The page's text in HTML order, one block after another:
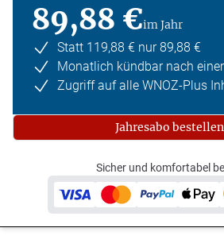
89,88 €im Jahr
Statt 119,88 € nur 89,88 €
Monatlich kündbar nach
Zugriff auf alle WNOZ-Plus
Jahresabo bestellen
Sicher und komfortabel